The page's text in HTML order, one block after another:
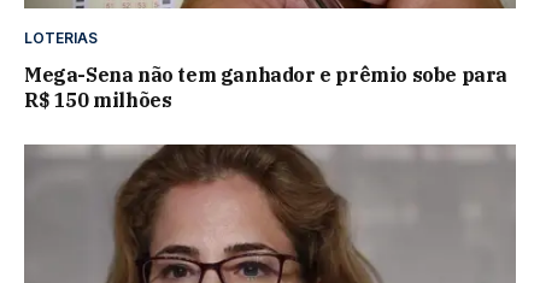
LOTERIAS
Mega-Sena não tem ganhador e prêmio sobe para
R$ 150 milhões